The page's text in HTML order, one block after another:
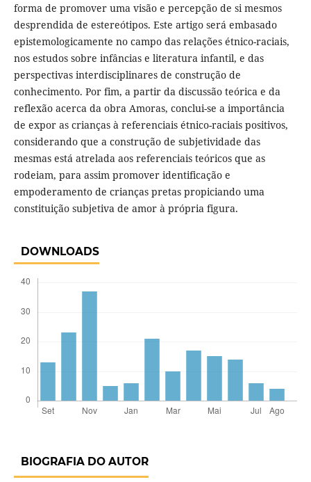
forma de promover uma visão e percepção de si mesmos
desprendida de estereótipos. Este artigo será embasado
epistemologicamente no campo das relações étnico-raciais,
nos estudos sobre infâncias e literatura infantil, e das
perspectivas interdisciplinares de construção de
conhecimento. Por fim, a partir da discussão teórica e da
reflexão acerca da obra Amoras, conclui-se a importância
de expor as crianças à referenciais étnico-raciais positivos,
considerando que a construção de subjetividade das
mesmas está atrelada aos referenciais teóricos que as
rodeiam, para assim promover identificação e
empoderamento de crianças pretas propiciando uma
constituição subjetiva de amor à própria figura.
DOWNLOADS
BIOGRAFIA DO AUTOR